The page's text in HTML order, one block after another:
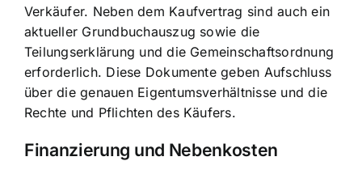
Verkäufer. Neben dem Kaufvertrag sind auch ein
aktueller Grundbuchauszug sowie die
Teilungserklärung und die Gemeinschaftsordnung
erforderlich. Diese Dokumente geben Aufschluss
über die genauen Eigentumsverhältnisse und die
Rechte und Pflichten des Käufers.
Finanzierung und Nebenkosten